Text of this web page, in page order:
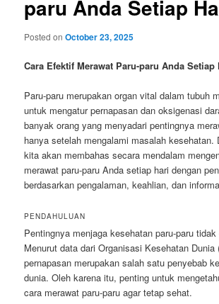
paru Anda Setiap
Posted onOctober 23, 2025
Cara Efektif Merawat Paru-paru Anda Setiap
Paru-paru merupakan organ vital dalam tubuh
untuk mengatur pernapasan dan oksigenasi
banyak orang yang menyadari pentingnya
hanya setelah mengalami masalah kesehatan.
kita akan membahas secara mendalam
merawat paru-paru Anda setiap hari dengan
berdasarkan pengalaman, keahlian, dan
PENDAHULUAN
Pentingnya menjaga kesehatan paru-paru tidak
Menurut data dari Organisasi Kesehatan
pernapasan merupakan salah satu penyebab
dunia. Oleh karena itu, penting untuk
cara merawat paru-paru agar tetap sehat.